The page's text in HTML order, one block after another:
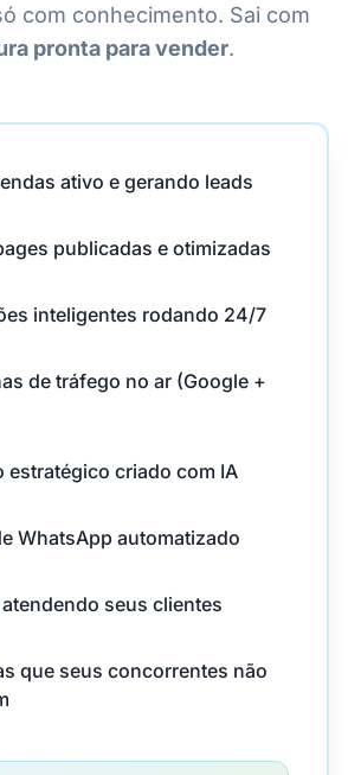
com conhecimento. Sai com
pronta para vender.
ativo e gerando leads
publicadas e otimizadas
inteligentes rodando 24/7
de tráfego no ar (Google +
estratégico criado com IA
WhatsApp automatizado
seus clientes
que seus concorrentes não